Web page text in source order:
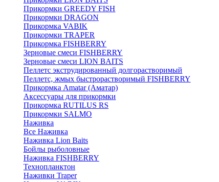
Прикормки GREEDY FISH
Прикормки DRAGON
Прикормка VABIK
Прикормки TRAPER
Прикормка FISHBERRY
Зерновые смеси FISHBERRY
Зерновые смеси LION BAITS
Пеллетс экструдированный долгорастворимый
Пеллетс, жмых быстрорастворимый FISHBERRY
Прикормка Amatar (Аматар)
Аксессуары для прикормки
Прикормка RUTILUS RS
Прикормки SALMO
Наживка
Все Наживка
Наживка Lion Baits
Бойлы рыболовные
Наживка FISHBERRY
Технопланктон
Наживки Traper